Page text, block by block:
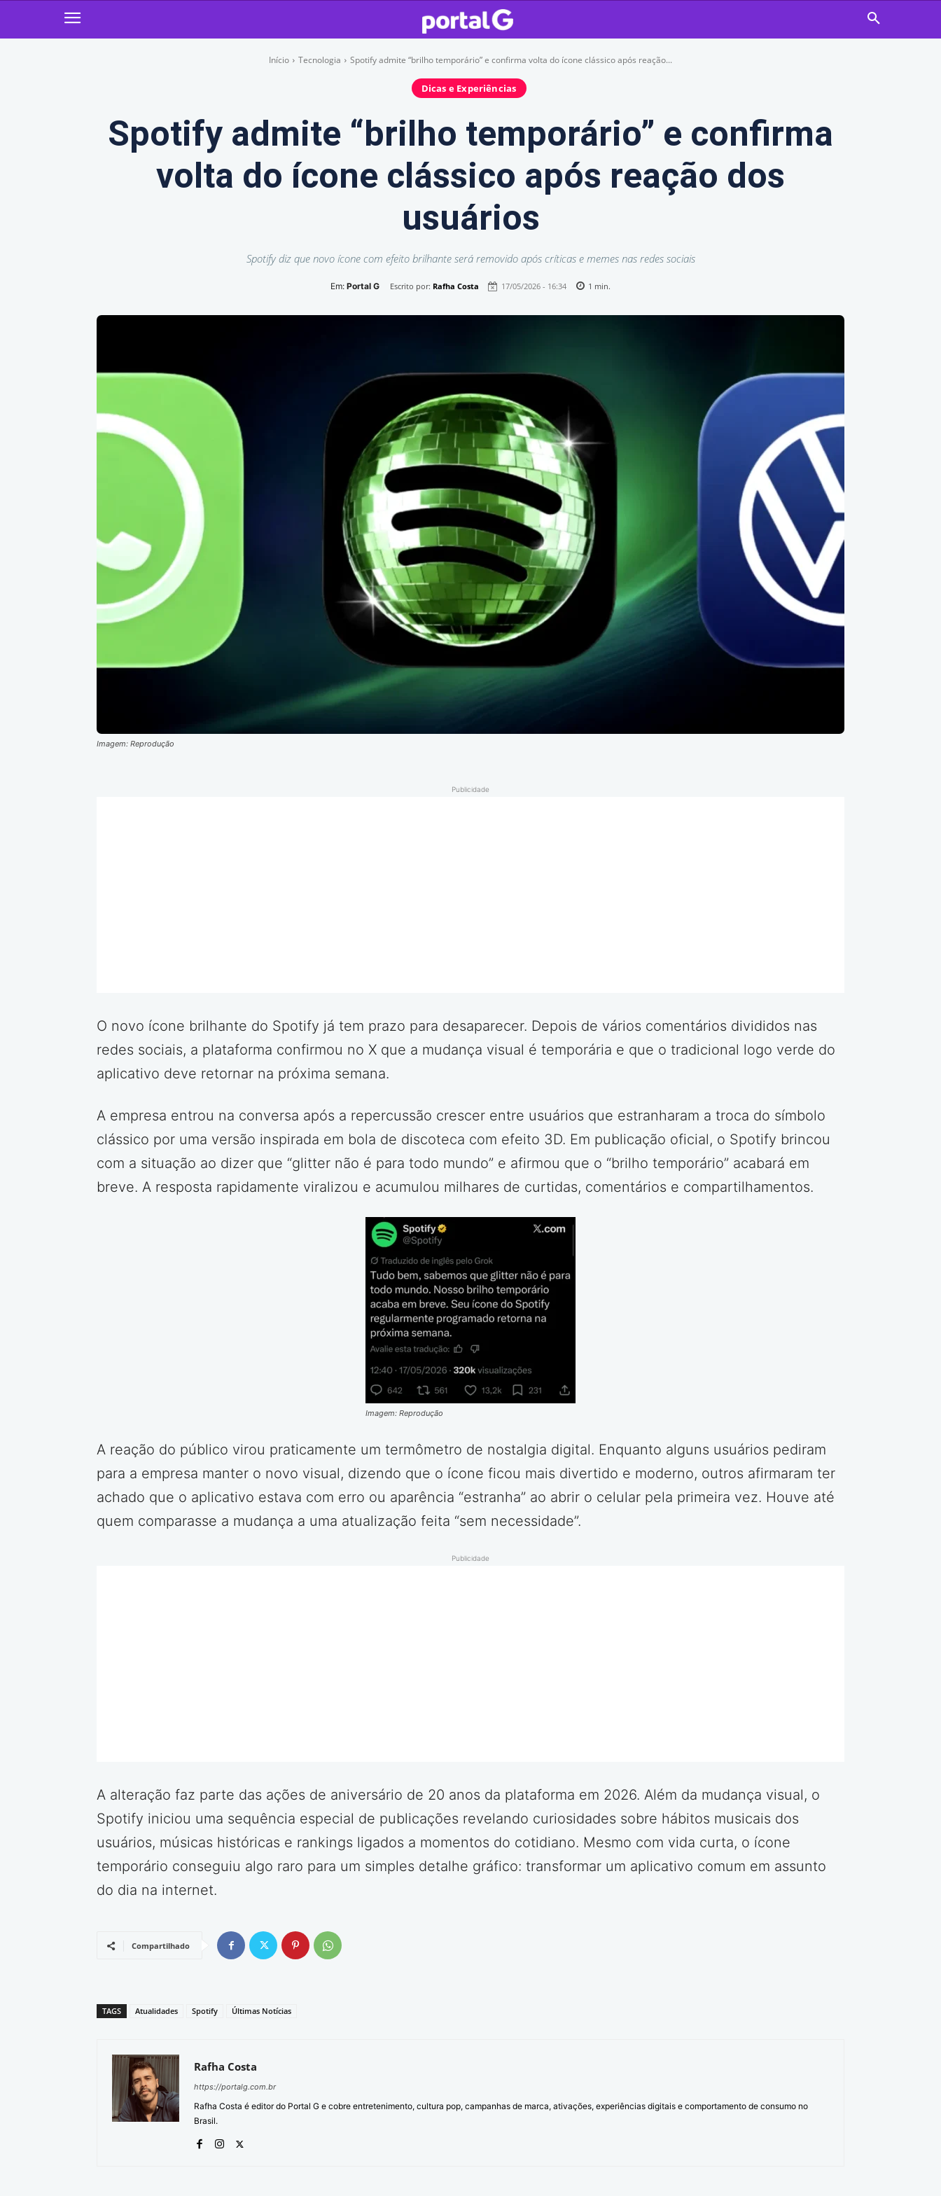
Início Tecnologia Spotify admite “brilho temporário” e confirma volta do ícone clássico após reação...
Dicas e Experiências
Spotify admite “brilho temporário” e confirma
volta do ícone clássico após reação dos
usuários
Spotify diz que novo ícone com efeito brilhante será removido após críticas e memes nas redes sociais
Em: Portal G Escrito por: Rafha Costa 17/05/2026 - 16:34 1 min.
Imagem: Reprodução
Publicidade
O novo ícone brilhante do Spotify já tem prazo para desaparecer. Depois de vários comentários divididos nas
redes sociais, a plataforma confirmou no X que a mudança visual é temporária e que o tradicional logo verde do
aplicativo deve retornar na próxima semana.
A empresa entrou na conversa após a repercussão crescer entre usuários que estranharam a troca do símbolo
clássico por uma versão inspirada em bola de discoteca com efeito 3D. Em publicação oficial, o Spotify brincou
com a situação ao dizer que “glitter não é para todo mundo” e afirmou que o “brilho temporário” acabará em
breve. A resposta rapidamente viralizou e acumulou milhares de curtidas, comentários e compartilhamentos.
Imagem: Reprodução
A reação do público virou praticamente um termômetro de nostalgia digital. Enquanto alguns usuários pediram
para a empresa manter o novo visual, dizendo que o ícone ficou mais divertido e moderno, outros afirmaram ter
achado que o aplicativo estava com erro ou aparência “estranha” ao abrir o celular pela primeira vez. Houve até
quem comparasse a mudança a uma atualização feita “sem necessidade”.
Publicidade
A alteração faz parte das ações de aniversário de 20 anos da plataforma em 2026. Além da mudança visual, o
Spotify iniciou uma sequência especial de publicações revelando curiosidades sobre hábitos musicais dos
usuários, músicas históricas e rankings ligados a momentos do cotidiano. Mesmo com vida curta, o ícone
temporário conseguiu algo raro para um simples detalhe gráfico: transformar um aplicativo comum em assunto
do dia na internet.
Compartilhado
TAGS Atualidades Spotify Últimas Notícias
Rafha Costa
https://portalg.com.br
Rafha Costa é editor do Portal G e cobre entretenimento, cultura pop, campanhas de marca, ativações, experiências digitais e comportamento de consumo no
Brasil.